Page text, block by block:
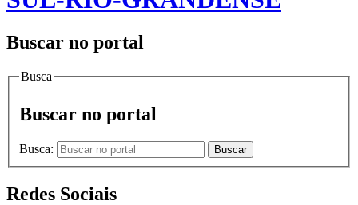
Buscar no portal
Busca
Buscar no portal
Busca: Buscar
Redes Sociais